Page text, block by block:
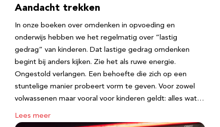
Aandacht trekken
In onze boeken over omdenken in opvoeding en
onderwijs hebben we het regelmatig over “lastig
gedrag” van kinderen. Dat lastige gedrag omdenken
begint bij anders kijken. Zie het als ruwe energie.
Ongestold verlangen. Een behoefte die zich op een
stuntelige manier probeert vorm te geven. Voor zowel
volwassenen maar vooral voor kinderen geldt: alles wat…
Lees meer